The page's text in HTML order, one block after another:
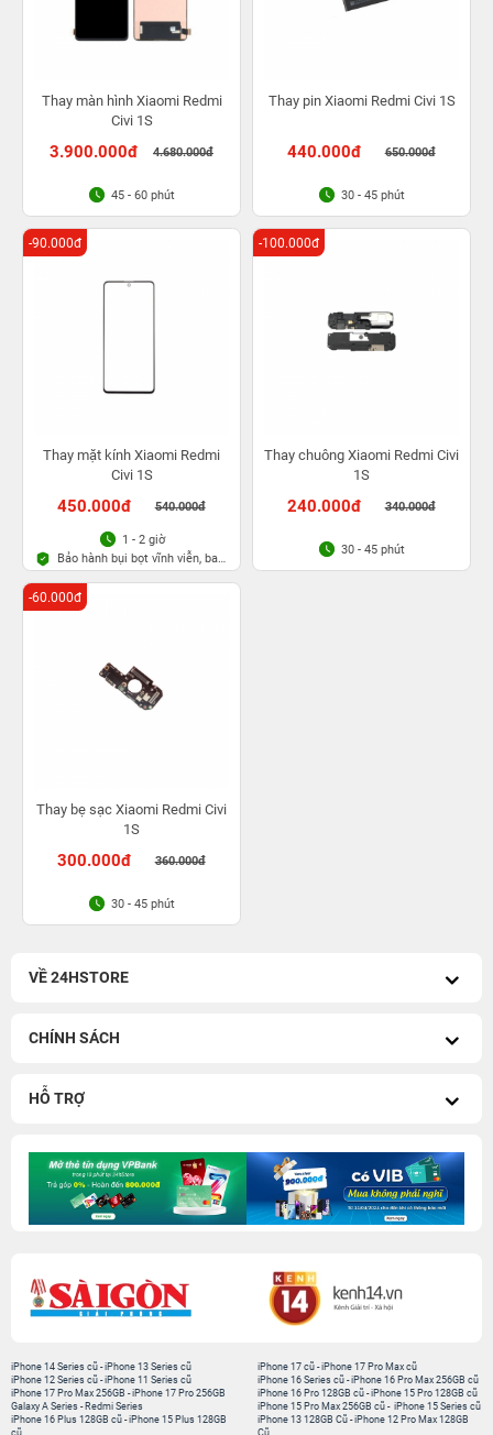
Thay màn hình Xiaomi Redmi
Civi 1S
3.900.000đ 4.680.000đ
45 - 60 phút
Thay pin Xiaomi Redmi Civi 1S
440.000đ 650.000đ
30 - 45 phút
Thay mặt kính Xiaomi Redmi
Civi 1S
450.000đ 540.000đ
-90.000đ
1 - 2 giờ
Bảo hành bụi bọt vĩnh viễn, bao
rơi vỡ kính
Thay chuông Xiaomi Redmi Civi
1S
240.000đ 340.000đ
-100.000đ
30 - 45 phút
Thay bẹ sạc Xiaomi Redmi Civi
1S
300.000đ 360.000đ
-60.000đ
30 - 45 phút
VỀ 24HSTORE
CHÍNH SÁCH
HỖ TRỢ
iPhone 14 Series cũ -iPhone 13 Series cũ
iPhone 12 Series cũ -iPhone 11 Series cũ
iPhone 17 Pro Max 256GB -iPhone 17 Pro 256GB
Galaxy A Series - Redmi Series
iPhone 17 cũ -iPhone 17 Pro Max cũ
iPhone 16 Series cũ - iPhone 16 Pro Max 256GB cũ
iPhone 16 Pro 128GB cũ -iPhone 15 Pro 128GB cũ
iPhone 15 Pro Max 256GB cũ - iPhone 15 Series cũ
iPhone 16 Plus 128GB cũ -iPhone 15 Plus 128GB
cũ
iPhone 13 128GB Cũ -iPhone 12 Pro Max 128GB
Cũ